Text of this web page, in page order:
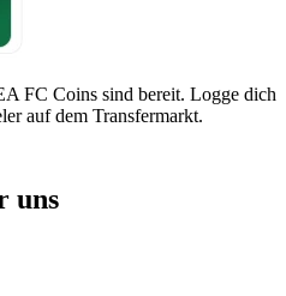
FC Coins sind bereit. Logge dich
auf dem Transfermarkt.
uns